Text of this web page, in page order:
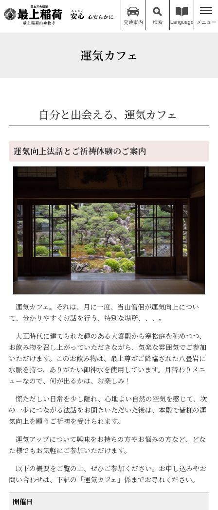
交通案内 検索 Language メニュー
運気カフェ
自分と出会える、運気カフェ
運気向上法話とご祈祷体験のご案内
運気カフェ。それは、月に一度、当山僧侶が運気向上につい
て、分かりやすくお話を行う、特別な場所、、、。
大正時代に建てられた趣のある大客殿から寒松庭を眺めつつ、
お飲み物を召し上がっていただきながら、気楽な雰囲気でご参加
いただけます。このお飲み物は、最上尊がご降臨された八畳岩に
水脈を持つ、ありがたい御神水を使用しています。月替わりメニ
ューなので、何が出るかは、お楽しみ！
慌ただしい日常を少し離れ、心地よい自然の空気を感じて、次
の一歩につながる法話をお聞きいただいた後は、本殿で皆様の運
気向上を願うご祈祷を受けられます。
運気アップについて興味をお持ちの方やお悩みの方など、どな
た様でもお気軽にご参加いただけます。
以下の概要をご覧の上、ぜひご参加ください。お申し込みやお
問い合わせは、下記の「運気カフェ」係までお尋ねください。
開催日